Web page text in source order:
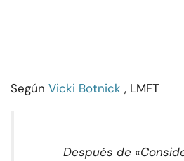
Según Vicki Botnick , LMFT
Después de